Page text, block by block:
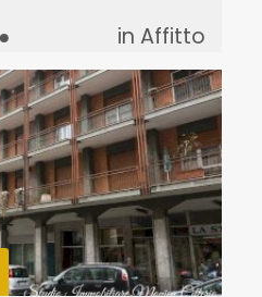
● in Affitto